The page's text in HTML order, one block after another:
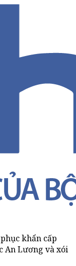
khẩn cấp
An Lương và xói